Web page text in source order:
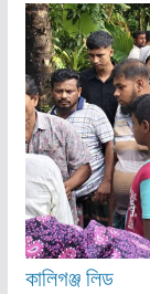
কালিগঞ্জলিড